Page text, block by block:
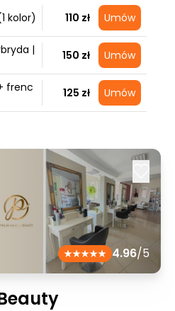
kolor) 110 zł Umów
|
150 zł Umów
frenc
125 zł Umów
4.96/5